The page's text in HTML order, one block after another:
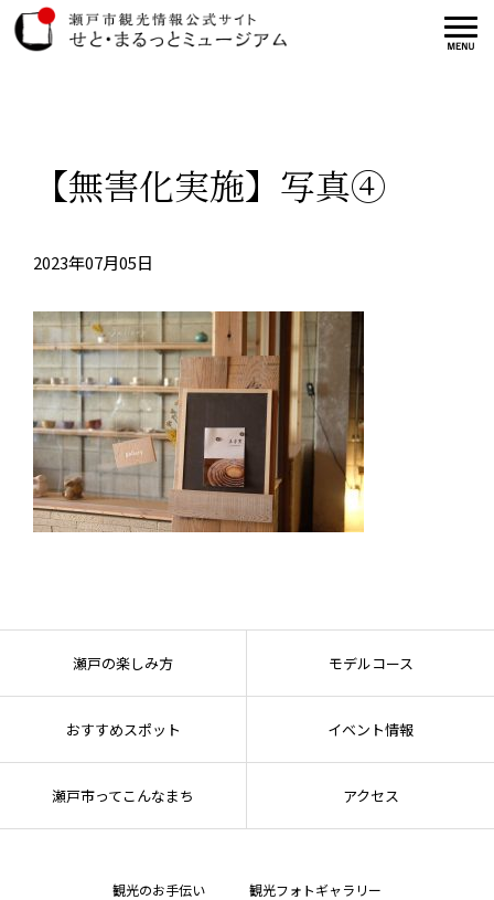
【無害化実施】写真④
2023年07月05日
瀬戸の楽しみ方 モデルコース
おすすめスポット イベント情報
瀬戸市ってこんなまち アクセス
観光のお手伝い
観光フォトギャラリー